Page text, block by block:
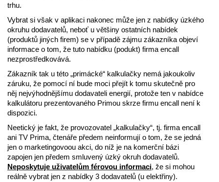
trhu.
Vybrat si však v aplikaci nakonec může jen z nabídky úzkého
okruhu dodavatelů, neboť u většiny ostatních nabídek
(produktů jiných firem) se v případě zájmu zákazníka objeví
informace o tom, že tuto nabídku (podukt) firma encall
nezprostředkovává.
Zákazník tak u této „primácké“ kalkulačky nemá jakoukoliv
záruku, že pomocí ní bude moci přejít k tomu skutečně pro
něj nejvýhodnějšímu dodavateli energií, protože ten v nabídce
kalkulátoru prezentovaného Primou skrze firmu encall není k
dispozici.
Neetický je fakt, že provozovatel „kalkulačky“, tj. firma encall
ani TV Prima, čtenáře předem neinformují o tom, že se jedná
jen o marketingovoou akci, do níž je na komerční bázi
zapojen jen předem smluvený úzký okruh dodavatelů.
Neposkytuje uživatelům férovou informaci, že si mohou
reálně vybrat jen z nabídky 3 dodavatelů (u elektřiny).